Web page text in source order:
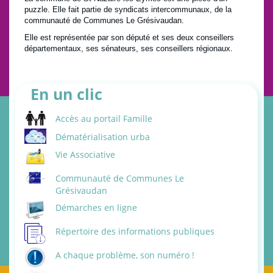
puzzle. Elle fait partie de syndicats intercommunaux, de la
communauté de Communes Le Grésivaudan.
Elle est représentée par son député et ses deux conseillers
départementaux, ses sénateurs, ses conseillers régionaux.
En un clic
Accès au portail Famille
Dématérialisation urba
Vie Associative
Communauté de Communes Le
Grésivaudan
Démarches en ligne
Répertoire des informations publiques
A chaque problème, son numéro !